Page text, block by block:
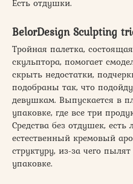
Есть отдушки.
BelorDesign Sculpting
Тройная палетка,
скульптора, помогает
скрыть недостатки,
подобраны так, что
девушкам. Выпускается в
упаковке, где все три
Средства без отдушек,
естественный кремовый
структуру, из-за чего
упаковке.